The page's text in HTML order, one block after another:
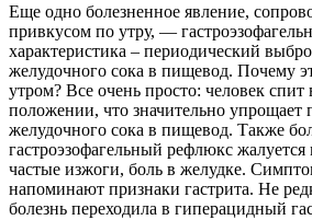
Еще одно болезненное явление,
привкусом по утру, —
характеристика – периодический
желудочного сока в пищевод. Почему
утром? Все очень просто: человек спит
положении, что значительно упрощает
желудочного сока в пищевод. Также
гастроэзофагельный рефлюкс
частые изжоги, боль в желудке.
напоминают признаки гастрита. Не
болезнь переходила в гиперацидный